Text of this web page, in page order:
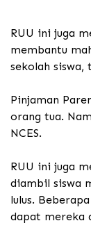
RUU ini juga
membantu
sekolah
Pinjaman
orang tua.
NCES.
RUU ini juga
diambil siswa
lulus.
dapat mereka